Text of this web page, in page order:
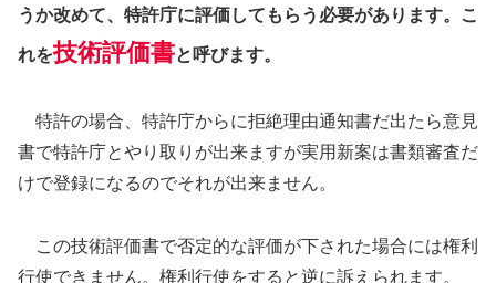
うか改めて、特許庁に評価してもらう必要があります。こ
れを技術評価書と呼びます。
特許の場合、特許庁からに拒絶理由通知書だ出たら意見
書で特許庁とやり取りが出来ますが実用新案は書類審査だ
けで登録になるのでそれが出来ません。
この技術評価書で否定的な評価が下された場合には権利
行使できません。権利行使をすると逆に訴えられます。